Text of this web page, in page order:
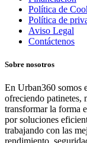
Política de
Política de
Aviso Legal
Contáctenos
Sobre nosotros
En Urban360 somos
ofreciendo patinetes,
transformar la forma
por soluciones
trabajando con las